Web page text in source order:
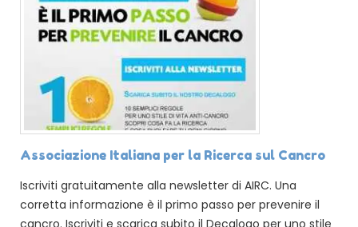
Associazione Italiana per la Ricerca sul Cancro
Iscriviti gratuitamente alla newsletter di AIRC. Una
corretta informazione è il primo passo per prevenire il
cancro. Iscriviti e scarica subito il Decalogo per uno stile